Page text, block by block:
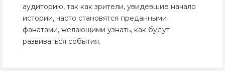
аудиторию, так как зрители, увидевшие начало
истории, часто становятся преданными
фанатами, желающими узнать, как будут
развиваться события.